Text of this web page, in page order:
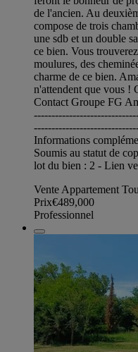
de l'ancien. Au
compose de trois
une sdb et un double
ce bien. Vous
moulures, des
charme de ce bien.
n'attendent que vous
Contact Groupe FG
Informations
Soumis au statut de
lot du bien : 2 - Lien
Vente Appartement
Prix€489,000
Professionnel